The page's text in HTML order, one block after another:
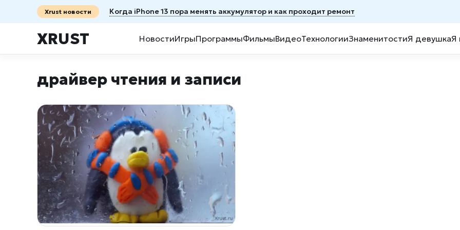
Xrust новости Когда iPhone 13 пора менять аккумулятор и как проходит ремонт
XRUST НовостиИгрыПрограммыФильмыВидеоТехнологииЗнаменитостиЯ девушкаЯ
драйвер чтения и записи